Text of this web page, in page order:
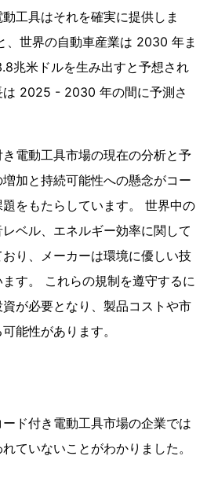
工具はそれを確実に提供しま
、世界の自動車産業は 2030 年ま
兆米ドルを生み出すと予想され
は 2025 - 2030 年の間に予測さ
電動工具市場の現在の分析と予
加と持続可能性への懸念がコー
をもたらしています。 世界中の
ベル、エネルギー効率に関して
り、メーカーは環境に優しい技
す。 これらの規制を遵守するに
が必要となり、製品コストや市
能性があります。
ド付き電動工具市場の企業では
ていないことがわかりました。